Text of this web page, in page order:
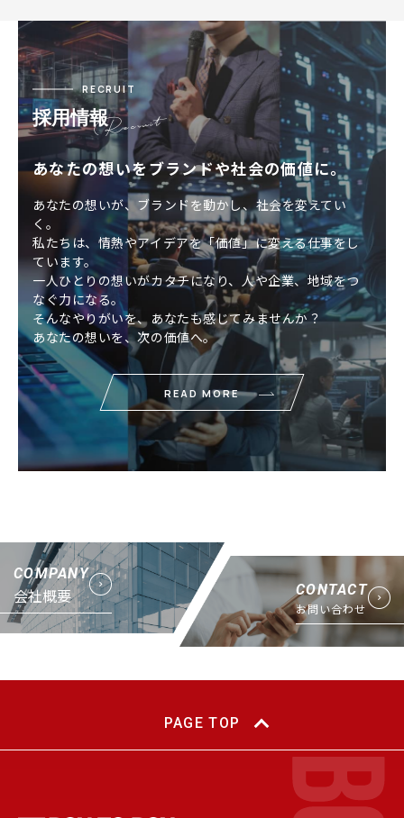
RECRUIT
採用情報
あなたの想いをブランドや社会の価値に。
あなたの想いが、ブランドを動かし、社会を変えてい
く。
私たちは、情熱やアイデアを「価値」に変える仕事をし
ています。
一人ひとりの想いがカタチになり、人や企業、地域をつ
なぐ力になる。
そんなやりがいを、あなたも感じてみませんか？
あなたの想いを、次の価値へ。
READ MORE
COMPANY
会社概要 CONTACT
お問い合わせ
PAGE TOP